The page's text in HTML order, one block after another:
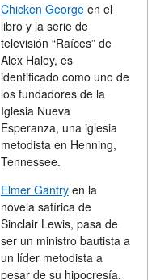
Chicken Georgeen el
libro y la serie de
televisión “Raíces” de
Alex Haley, es
identificado como uno de
los fundadores de la
Iglesia Nueva
Esperanza, una iglesia
metodista en Henning,
Tennessee.
Elmer Gantryen la
novela satírica de
Sinclair Lewis, pasa de
ser un ministro bautista a
un líder metodista a
pesar de su hipocresía,